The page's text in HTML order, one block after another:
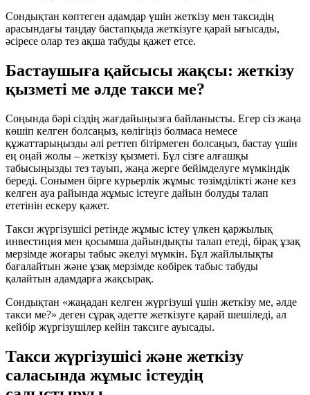
Сондықтан көптеген адамдар үшін жеткізу мен таксидің
арасындағы таңдау бастапқыда жеткізуге қарай ығысады,
әсіресе олар тез ақша табуды қажет етсе.
Бастаушыға қайсысы жақсы: жеткізу
қызметі ме әлде такси ме?
Соңында бәрі сіздің жағдайыңызға байланысты. Егер сіз жаңа
көшіп келген болсаңыз, көлігіңіз болмаса немесе
құжаттарыңызды әлі реттеп бітірмеген болсаңыз, бастау үшін
ең оңай жолы – жеткізу қызметі. Бұл сізге алғашқы
табысыңызды тез тауып, жаңа жерге бейімделуге мүмкіндік
береді. Сонымен бірге курьерлік жұмыс төзімділікті және кез
келген ауа райында жұмыс істеуге дайын болуды талап
ететінін ескеру қажет.
Такси жүргізушісі ретінде жұмыс істеу үлкен қаржылық
инвестиция мен қосымша дайындықты талап етеді, бірақ ұзақ
мерзімде жоғары табыс әкелуі мүмкін. Бұл жайлылықты
бағалайтын және ұзақ мерзімде көбірек табыс табуды
қалайтын адамдарға жақсырақ.
Сондықтан «жаңадан келген жүргізуші үшін жеткізу ме, әлде
такси ме?» деген сұрақ әдетте жеткізуге қарай шешіледі, ал
кейбір жүргізушілер кейін таксиге ауысады.
Такси жүргізушісі және жеткізу
саласында жұмыс істеудің